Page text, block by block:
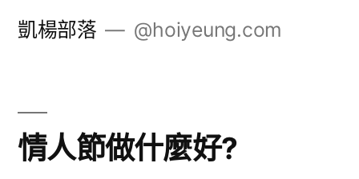
凱楊部落 @hoiyeung.com
情人節做什麼好?